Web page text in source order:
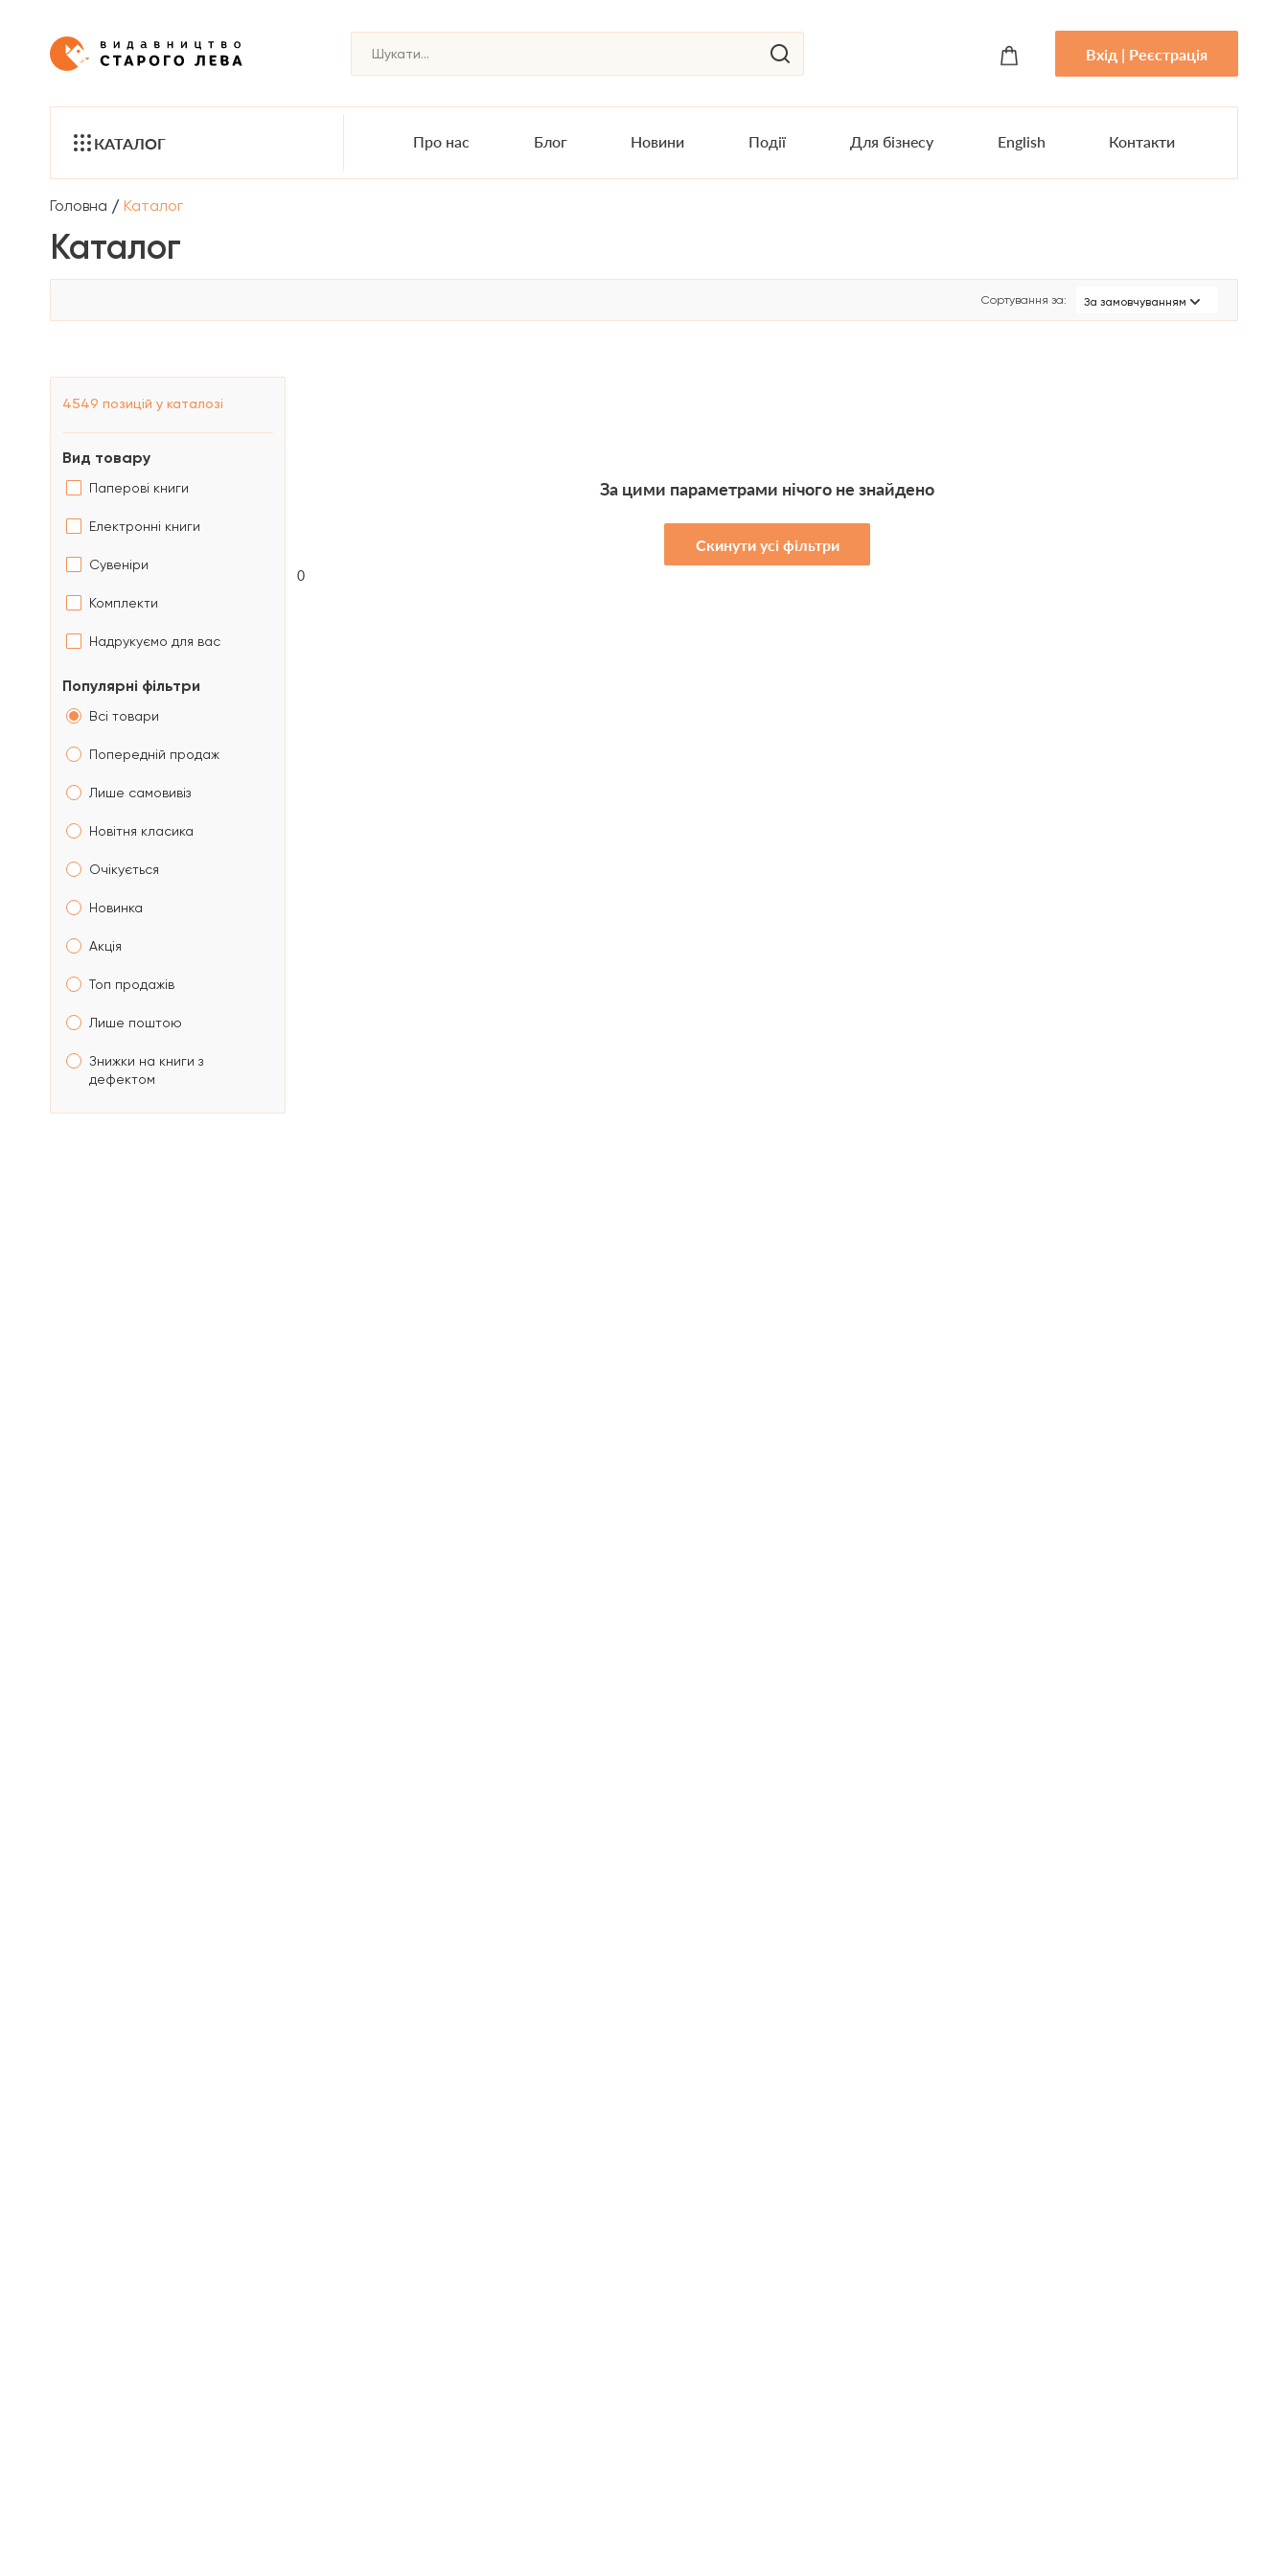
Вхід | Реєстрація
КАТАЛОГ Про нас Блог Новини Події Для бізнесу English Контакти
Головна / Каталог
Каталог
Сортування за: За замовчуванням
4549 позицій у каталозі
Вид товару
Паперові книги
Електронні книги
Сувеніри
Комплекти
Надрукуємо для вас
Популярні фільтри
Всі товари
Попередній продаж
Лише самовивіз
Новітня класика
Очікується
Новинка
Акція
Топ продажів
Лише поштою
Знижки на книги з
дефектом
За цими параметрами нічого не знайдено
Скинути усі фільтри
0